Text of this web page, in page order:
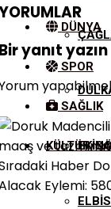
DÜNYA
SPOR
SAĞLIK
KÜLTÜR/
yanıt yazın
Haber
Eylemi: